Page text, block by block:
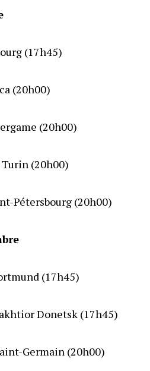
(17h45)
(20h00)
(20h00)
Turin (20h00)
Pétersbourg (20h00)
(17h45)
Donetsk (17h45)
Germain (20h00)